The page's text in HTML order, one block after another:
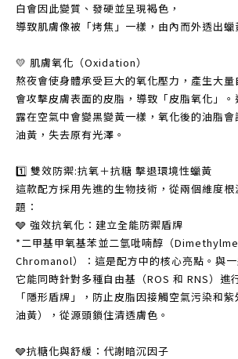
白會因此變質、發硬並呈現褐色，
導致肌膚像被「烤焦」一樣，由內而外透出蠟
💛 肌膚氧化（Oxidation）
熬夜會使身體承受巨大的氧化壓力，產生大
會攻擊皮膚表面的皮脂，導致「皮脂氧化」
露在空氣中會變黑變黃一樣，氧化後的油脂會
油黃，失去原有光澤。
1️⃣ 雙效防禦:抗氧＋抗糖 擊退環境性蠟黃
這款配方採用先進的生物技術，從兩個維度
題：
🩶 強效抗氧化：建立全能防禦盾牌
*二甲基甲氧基苯並二氫吡喃醇（
Chromanol）：這是配方中的核心亮點。與一
它能同時針對多種自由基（ROS 和 RNS）進
「隱形盾牌」，防止皮脂因接觸空氣污染和
油黃），從源頭鎖住清透膚色。
🩶抗糖化與舒緩：代謝暗沉因子